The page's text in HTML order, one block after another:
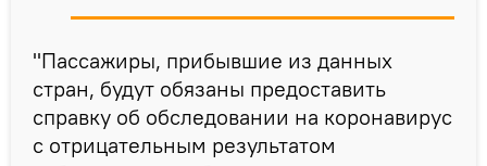
"Пассажиры, прибывшие из данных
стран, будут обязаны предоставить
справку об обследовании на коронавирус
с отрицательным результатом